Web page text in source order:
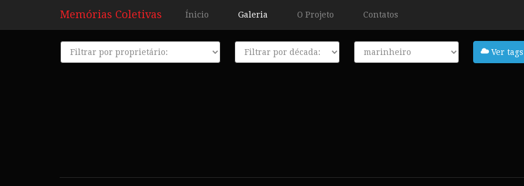
Memórias Coletivas Ínicio Galeria O Projeto Contatos
Proprietário Década Tags
Ver tags